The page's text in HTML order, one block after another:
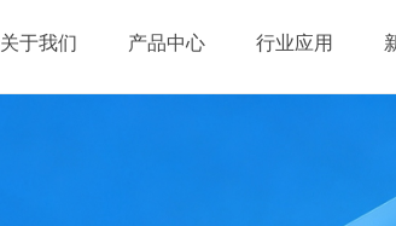
关于我们 产品中心 行业应用